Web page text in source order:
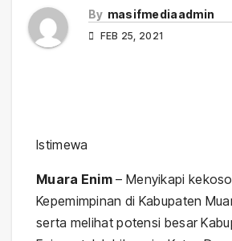
By masifmediaadmin
FEB 25, 2021
Istimewa
Muara Enim – Menyikapi
Kepemimpinan di Kabupaten
serta melihat potensi besar